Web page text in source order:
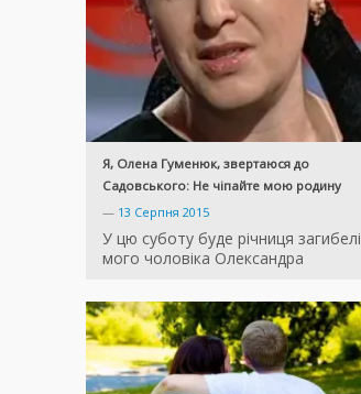
Я, Олена Гуменюк, звертаюся до
Садовського: Не чіпайте мою родину
— 13 Серпня 2015
У цю суботу буде річниця загибелі
мого чоловіка Олександра